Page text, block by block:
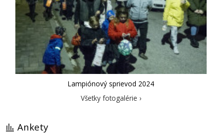
Lampiónový sprievod 2024
Všetky fotogalérie ›
Ankety